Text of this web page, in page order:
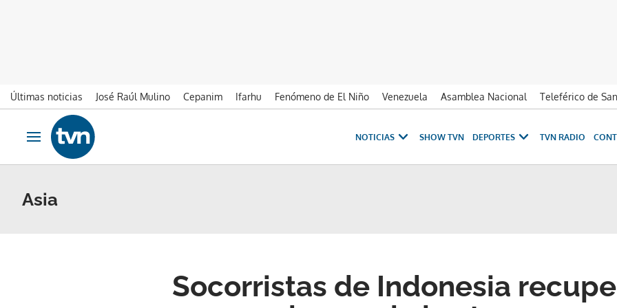
Últimas noticias José Raúl Mulino Cepanim Ifarhu Fenómeno de El Niño Venezuela Asamblea Nacional Teleférico de
Ir al contenido
Obrir navegació
NOTICIAS SHOW TVN DEPORTES TVN RADIO
Asia
Socorristas de Indonesia